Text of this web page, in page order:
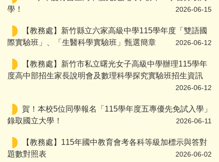
學！
2026-06-15
【教務處】新竹縣立六家高級中學115學年度「雙語國
際實驗班」、「生醫科學實驗班」甄選簡章
2026-06-12
【教務處】新竹市私立曙光女子高級中學辦理115學年
度高中部招生家長說明會及數理科學探究實驗班招生資訊
2026-06-12
賀！本校5位同學報名「115學年度五專優先免試入學」
錄取國立大學！
2026-06-11
【教務處】115年國中教育會考各科等級加標示與答對
題數對照表
2026-06-02